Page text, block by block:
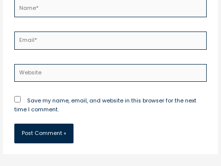
Save my name, email, and website in this browser for the next
time I comment.